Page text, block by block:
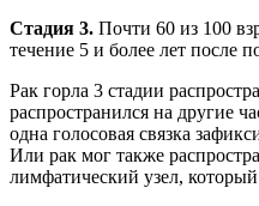
Стадия 3. Почти 60 из 100
течение 5 и более лет после
Рак горла 3 стадии
распространился на другие
одна голосовая связка
Или рак мог также
лимфатический узел,